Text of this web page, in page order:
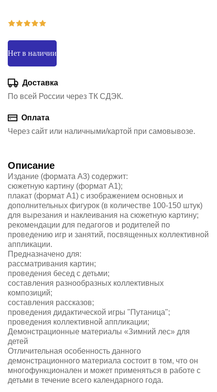
Нет в наличии
Доставка
По всей России через ТК СДЭК.
Оплата
Через сайт или наличными/картой при самовывозе.
Описание
Издание (формата А3) содержит:
сюжетную картину (формат А1);
плакат (формат А1) с изображением основных и
дополнительных фигурок (в количестве 100-150 штук)
для вырезания и наклеивания на сюжетную картину;
рекомендации для педагогов и родителей по
проведению игр и занятий, посвященных коллективной
аппликации.
Предназначено для:
рассматривания картин;
проведения бесед с детьми;
составления разнообразных коллективных
композиций;
составления рассказов;
проведения дидактической игры "Путаница";
проведения коллективной аппликации;
Демонстрационные материалы «Зимний лес» для
детей
Отличительная особенность данного
демонстрационного материала состоит в том, что он
многофункционален и может применяться в работе с
детьми в течение всего календарного года.